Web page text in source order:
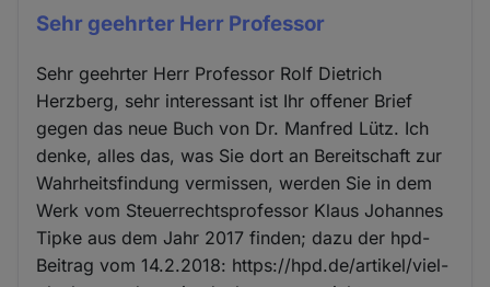
Sehr geehrter Herr Professor
Sehr geehrter Herr Professor Rolf Dietrich
Herzberg, sehr interessant ist Ihr offener Brief
gegen das neue Buch von Dr. Manfred Lütz. Ich
denke, alles das, was Sie dort an Bereitschaft zur
Wahrheitsfindung vermissen, werden Sie in dem
Werk vom Steuerrechtsprofessor Klaus Johannes
Tipke aus dem Jahr 2017 finden; dazu der hpd-
Beitrag vom 14.2.2018: https://hpd.de/artikel/viel-